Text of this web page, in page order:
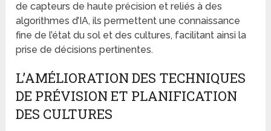
de capteurs de haute précision et reliés à des
algorithmes d’IA, ils permettent une connaissance
fine de l’état du sol et des cultures, facilitant ainsi la
prise de décisions pertinentes.
L’AMÉLIORATION DES TECHNIQUES
DE PRÉVISION ET PLANIFICATION
DES CULTURES